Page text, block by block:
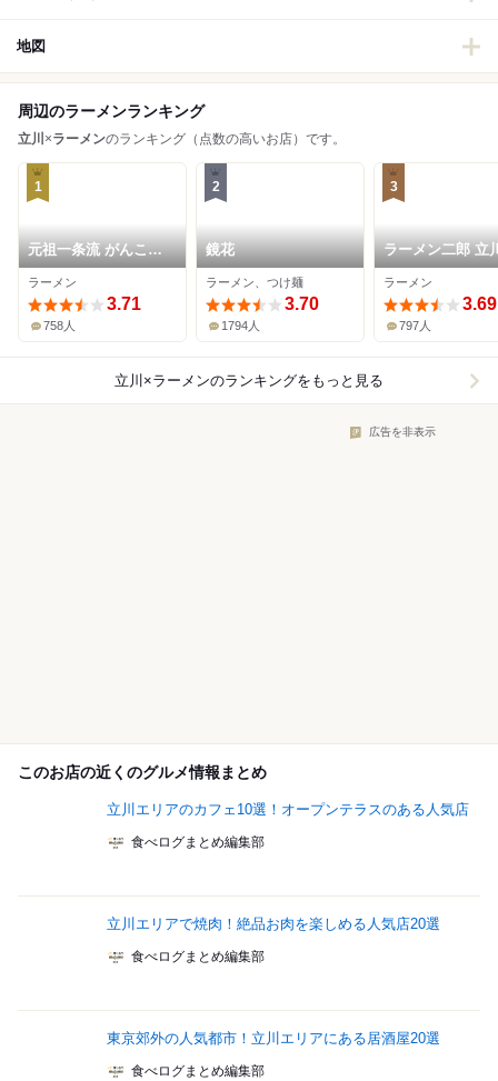
地図
周辺のラーメンランキング
立川 ×ラーメンのランキング（点数の高いお店）です。
1
元祖一条流 がんこラ
ーメン 立川たま館分
店
ラーメン
3.71
758人
2
鏡花
ラーメン、つけ麺
3.70
1794人
3
ラーメン二郎 立
ラーメン
3.69
797人
立川×ラーメンのランキングをもっと見る
広告を非表示
このお店の近くのグルメ情報まとめ
立川エリアのカフェ10選！オープンテラスのある人気店
食べログまとめ編集部
立川エリアで焼肉！絶品お肉を楽しめる人気店20選
食べログまとめ編集部
東京郊外の人気都市！立川エリアにある居酒屋20選
食べログまとめ編集部